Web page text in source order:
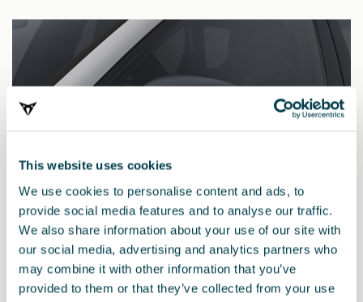
This website uses cookies
We use cookies to personalise content and ads, to
provide social media features and to analyse our traffic.
We also share information about your use of our site with
our social media, advertising and analytics partners who
may combine it with other information that you’ve
provided to them or that they’ve collected from your use
000098500LMZ7G